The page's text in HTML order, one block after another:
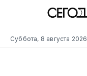
Суббота, 8 августа 2026